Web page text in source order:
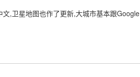
,卫星地图也作了更新,大城市基本跟Google